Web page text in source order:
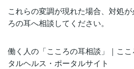
これらの変調が現れた場合、対処
ろの耳へ相談してください。
働く人の「こころの耳相談」｜こ
タルヘルス・ポータルサイト